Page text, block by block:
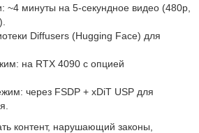
~4 минуты на 5-секундное видео (480p,
Diffusers (Hugging Face) для
на RTX 4090 с опцией
через FSDP + xDiT USP для
контент, нарушающий законы,